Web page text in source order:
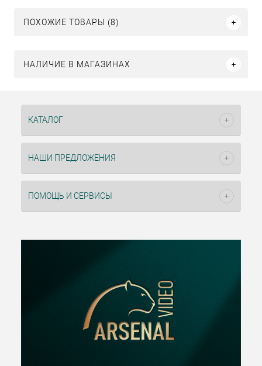
ПОХОЖИЕ ТОВАРЫ (8)
НАЛИЧИЕ В МАГАЗИНАХ
КАТАЛОГ
НАШИ ПРЕДЛОЖЕНИЯ
ПОМОЩЬ И СЕРВИСЫ